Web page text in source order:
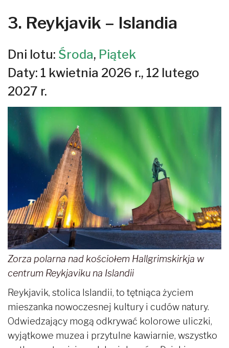
3. Reykjavik – Islandia
Dni lotu: Środa, Piątek
Daty: 1 kwietnia 2026 r., 12 lutego
2027 r.
Zorza polarna nad kościołem Hallgrimskirkja w
centrum Reykjaviku na Islandii
Reykjavik, stolica Islandii, to tętniąca życiem
mieszanka nowoczesnej kultury i cudów natury.
Odwiedzający mogą odkrywać kolorowe uliczki,
wyjątkowe muzea i przytulne kawiarnie, wszystko